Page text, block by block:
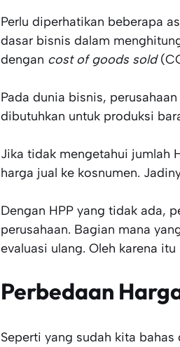
Perlu diperhatikan beberapa
dasar bisnis dalam
dengan cost of goods sold
Pada dunia bisnis,
dibutuhkan untuk produksi
Jika tidak mengetahui jumlah
harga jual ke kosnumen.
Dengan HPP yang tidak ada,
perusahaan. Bagian mana
evaluasi ulang. Oleh karena
Perbedaan
Seperti yang sudah kita